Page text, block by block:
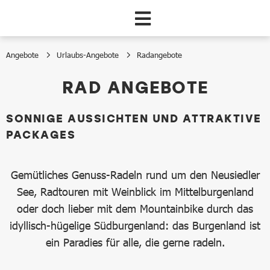
Angebote Urlaubs-Angebote Radangebote
RAD ANGEBOTE
SONNIGE AUSSICHTEN UND ATTRAKTIVE
PACKAGES
Gemütliches Genuss-Radeln rund um den Neusiedler
See, Radtouren mit Weinblick im Mittelburgenland
oder doch lieber mit dem Mountainbike durch das
idyllisch-hügelige Südburgenland: das Burgenland ist
ein Paradies für alle, die gerne radeln.